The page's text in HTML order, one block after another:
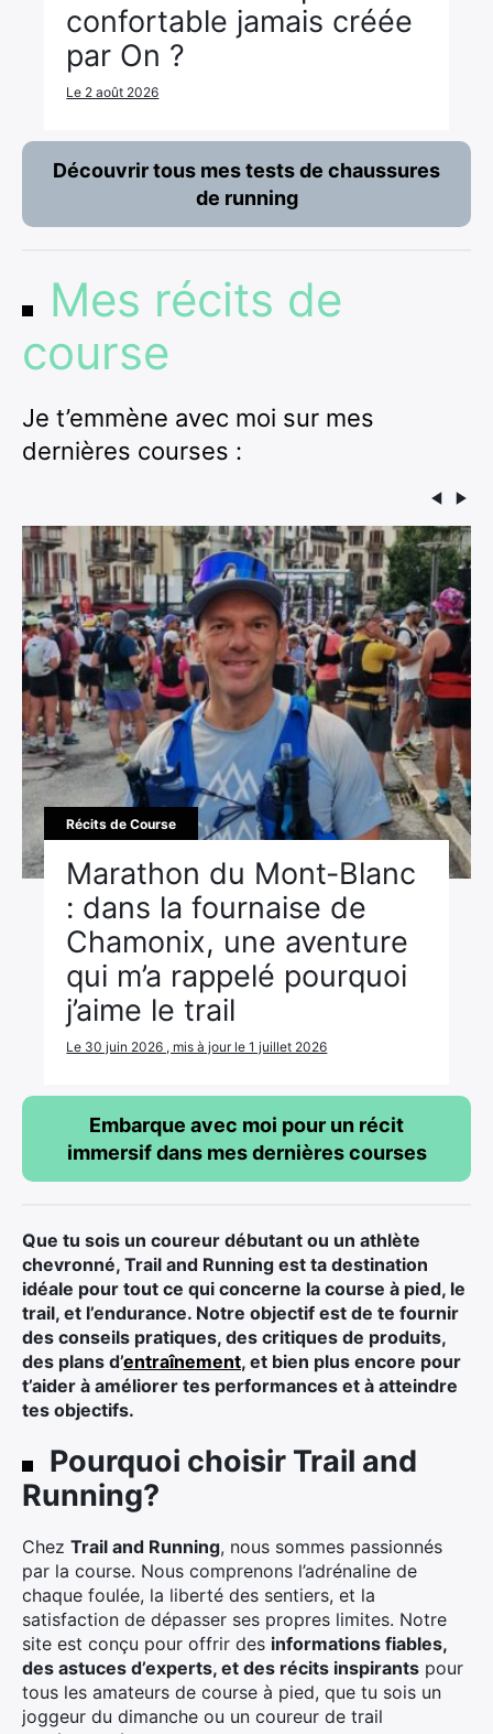
confortable jamais créée
par On ?
Le 2 août 2026
Découvrir tous mes tests de chaussures
de running
Mes récits de
course
Je t’emmène avec moi sur mes
dernières courses :
Récits de Course
Marathon du Mont-Blanc
: dans la fournaise de
Chamonix, une aventure
qui m’a rappelé pourquoi
j’aime le trail
Le 30 juin 2026 , mis à jour le 1 juillet 2026
Embarque avec moi pour un récit
immersif dans mes dernières courses
Que tu sois un coureur débutant ou un athlète
chevronné, Trail and Running est ta destination
idéale pour tout ce qui concerne la course à pied, le
trail, et l’endurance. Notre objectif est de te fournir
des conseils pratiques, des critiques de produits,
des plans d’entraînement, et bien plus encore pour
t’aider à améliorer tes performances et à atteindre
tes objectifs.
Pourquoi choisir Trail and
Running?
Chez Trail and Running, nous sommes passionnés
par la course. Nous comprenons l’adrénaline de
chaque foulée, la liberté des sentiers, et la
satisfaction de dépasser ses propres limites. Notre
site est conçu pour offrir des informations fiables,
des astuces d’experts, et des récits inspirants pour
tous les amateurs de course à pied, que tu sois un
joggeur du dimanche ou un coureur de trail